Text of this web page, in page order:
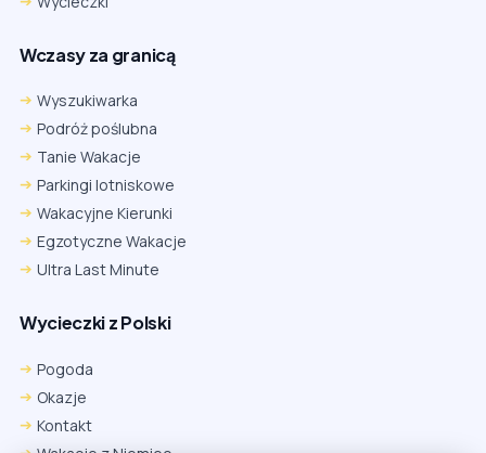
Wczasy za granicą
Wyszukiwarka
Podróż poślubna
Tanie Wakacje
Parkingi lotniskowe
Wakacyjne Kierunki
Egzotyczne Wakacje
Ultra Last Minute
Wycieczki z Polski
Pogoda
Okazje
Kontakt
Firefox
Ustawienia → Prywatność i bezpieczeństwo → Pliki cookie innych
firm → ustaw „Zezwalaj”.
Na czas rezerwacji nie blokuj cookies i śledzenia dla tej witryny.